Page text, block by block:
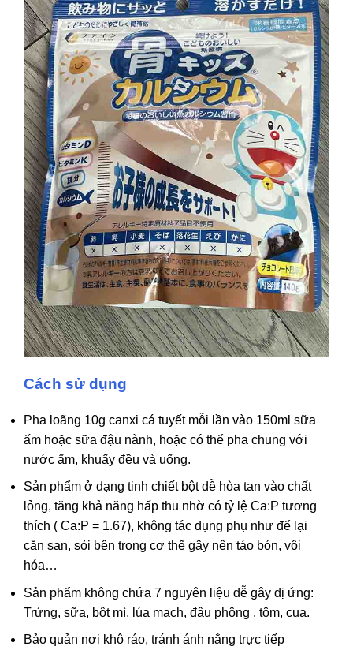
Cách sử dụng
Pha loãng 10g canxi cá tuyết mỗi lần vào 150ml sữa
ấm hoặc sữa đậu nành, hoặc có thể pha chung với
nước ấm, khuấy đều và uống.
Sản phẩm ở dạng tinh chiết bột dễ hòa tan vào chất
lỏng, tăng khả năng hấp thu nhờ có tỷ lệ Ca:P tương
thích ( Ca:P = 1.67), không tác dụng phụ như để lại
cặn sạn, sỏi bên trong cơ thể gây nên táo bón, vôi
hóa…
Sản phẩm không chứa 7 nguyên liệu dễ gây dị ứng:
Trứng, sữa, bột mì, lúa mạch, đậu phộng , tôm, cua.
Bảo quản nơi khô ráo, tránh ánh nắng trực tiếp